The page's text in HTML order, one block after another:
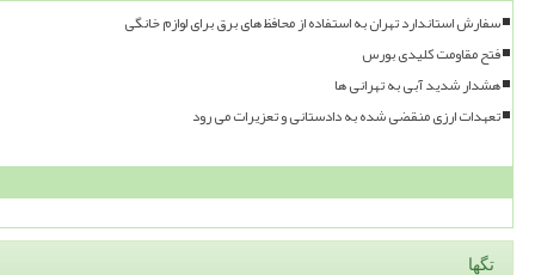
سفارش استاندارد تهران به استفاده از محافظ های برق برای لوازم خانگی
فتح مقاومت کلیدی بورس
هشدار شدید آبی به تهرانی ها
تعهدات ارزی منقضی شده به دادستانی و تعزیرات می رود
تگها